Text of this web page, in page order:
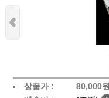
상품가 : 80,000원